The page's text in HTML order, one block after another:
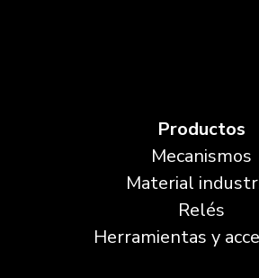
Productos
Mecanismos
Material
Relés
Herramientas y